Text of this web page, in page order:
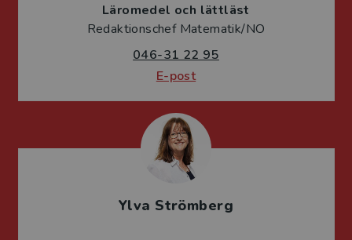
Läromedel och lättläst
Redaktionschef Matematik/NO
046-31 22 95
E-post
Ylva Strömberg